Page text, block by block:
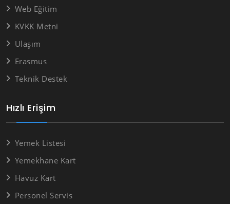
Hızlı Erişim
Yemek Listesi
Yemekhane Kart
Havuz Kart
Personel Servis
Web Eğitim
KVKK Metni
Ulaşım
Erasmus
Teknik Destek